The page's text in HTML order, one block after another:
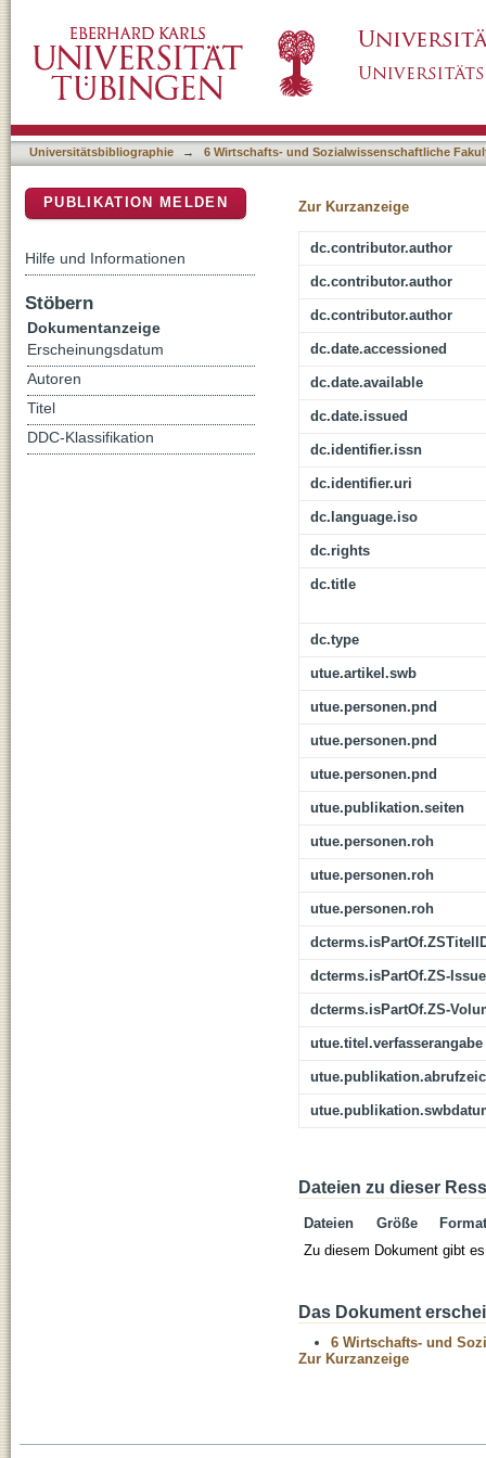
Herausforderung
Universitätsbibliographie → 6 Wirtschafts- und Sozialwissenschaftliche
Zur Kurzanzeige
dc.contributor.author
dc.contributor.author
dc.contributor.author
dc.date.accessioned
dc.date.available
dc.date.issued
dc.identifier.issn
dc.identifier.uri
dc.language.iso
dc.rights
dc.title
dc.type
utue.artikel.swb
utue.personen.pnd
utue.personen.pnd
utue.personen.pnd
utue.publikation.seiten
utue.personen.roh
utue.personen.roh
utue.personen.roh
dcterms.isPartOf.ZS-Issue
dcterms.isPartOf.ZS-
utue.titel.verfasserangabe
Dateien zu dieser
Dateien Größe
Format
Zu diesem Dokument gibt
Das Dokument
6 Wirtschafts- und
Zur Kurzanzeige
PUBLIKATION MELDEN
Hilfe und Informationen
Stöbern
Dokumentanzeige
Erscheinungsdatum
Autoren
Titel
DDC-Klassifikation